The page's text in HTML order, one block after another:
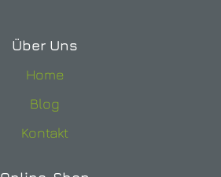
Über Uns
Home
Blog
Kontakt